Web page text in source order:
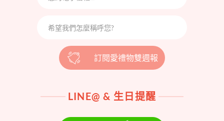
訂閱愛禮物雙週報
LINE@ & 生日提醒